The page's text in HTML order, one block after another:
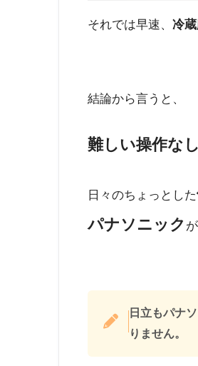
それでは早速、 冷
結論から言うと、
難しい操作な
日々のちょっとした
パナソニック
日立もパナ
りません。